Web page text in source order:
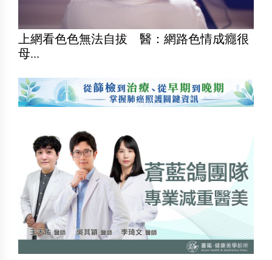
上網看色色無法自拔 醫：網路色情成癮很
母...